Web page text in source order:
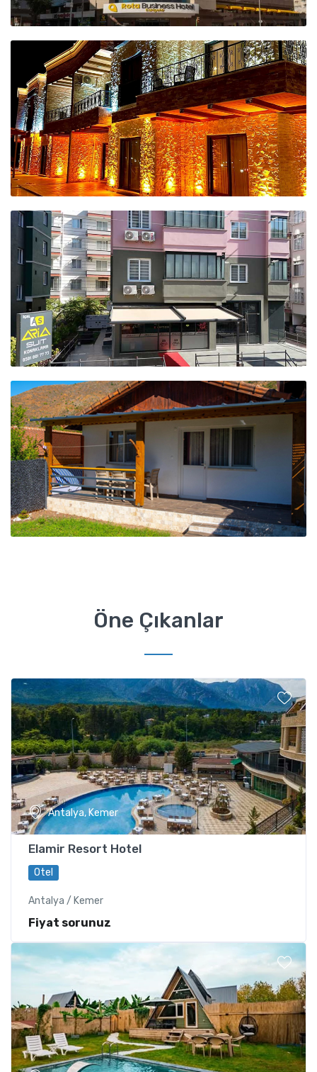
Öne Çıkanlar
Antalya, Kemer
Elamir Resort Hotel
Otel
Antalya / Kemer
Fiyat sorunuz